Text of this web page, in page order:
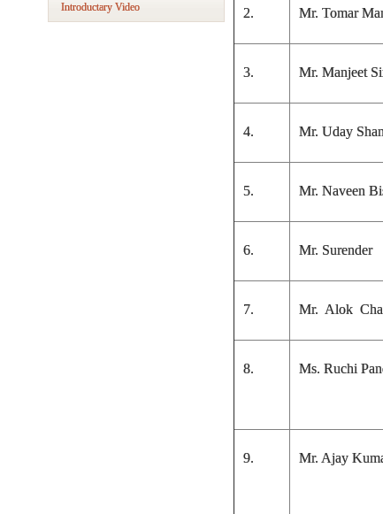
Introductary Video 2. Mr. Tomar
3. Mr. Manjeet
4. Mr. Uday
5. Mr. Naveen
6. Mr. Surender
7. Mr. Alok
8. Ms. Ruchi
9. Mr. Ajay